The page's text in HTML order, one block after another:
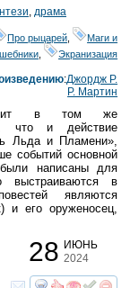
, драма
Про рыцарей
Маги и
Экранизация
:Джордж Р.
Р. Мартин
в том же
что и действие
Льда и Пламени»,
событий основной
написаны для
выстраиваются в
являются
и его оруженосец,
28 ИЮНЬ
2024